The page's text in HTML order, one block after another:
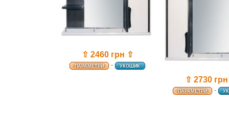
⇧ 2460 грн ⇧
ПАРАМЕТРИ - УКОШИК
⇧ 2730
ПАРАМЕТРИ -